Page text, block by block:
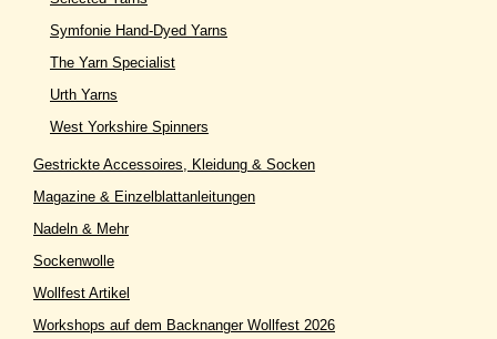
Symfonie Hand-Dyed Yarns
The Yarn Specialist
Urth Yarns
West Yorkshire Spinners
Gestrickte Accessoires, Kleidung & Socken
Magazine & Einzelblattanleitungen
Nadeln & Mehr
Sockenwolle
Wollfest Artikel
Workshops auf dem Backnanger Wollfest 2026